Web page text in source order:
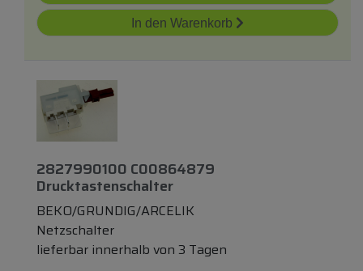
In den Warenkorb
2827990100 C00864879
Drucktastenschalter
BEKO/GRUNDIG/ARCELIK
Netzschalter
lieferbar innerhalb von 3 Tagen